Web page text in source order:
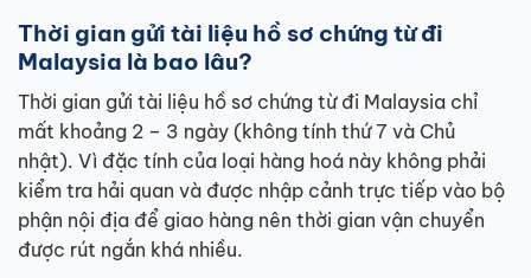
Thời gian gửi tài liệu hồ sơ chứng từ đi
Malaysia là bao lâu?
Thời gian gửi tài liệu hồ sơ chứng từ đi Malaysia chỉ
mất khoảng 2 – 3 ngày (không tính thứ 7 và Chủ
nhật). Vì đặc tính của loại hàng hoá này không phải
kiểm tra hải quan và được nhập cảnh trực tiếp vào bộ
phận nội địa để giao hàng nên thời gian vận chuyển
được rút ngắn khá nhiều.